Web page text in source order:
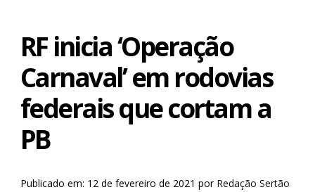
RF inicia ‘Operação
Carnaval’ em rodovias
federais que cortam a
PB
Publicado em: 12 de fevereiro de 2021 por Redação Sertão